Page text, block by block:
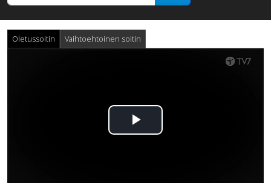
Oletussoitin Vaihtoehtoinen soitin
Toista